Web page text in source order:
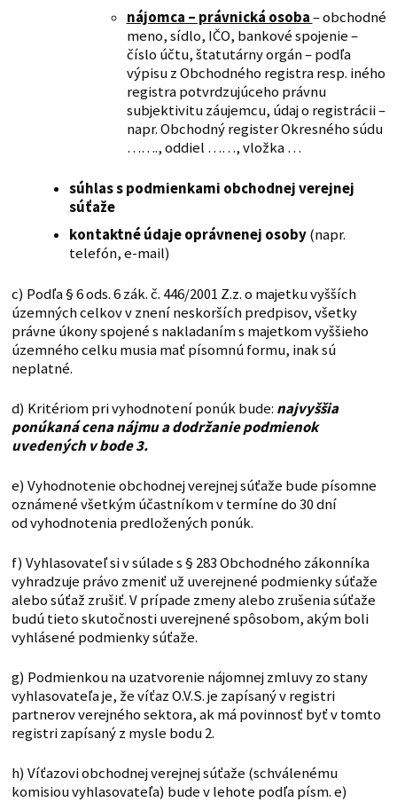
nájomca – právnická osoba– obchodné
meno, sídlo, IČO, bankové spojenie –
číslo účtu, štatutárny orgán – podľa
výpisu z Obchodného registra resp. iného
registra potvrdzujúceho právnu
subjektivitu záujemcu, údaj o registrácii –
napr. Obchodný register Okresného súdu
……., oddiel ……, vložka …
súhlas s podmienkami obchodnej verejnej
súťaže
kontaktné údaje oprávnenej osoby(napr.
telefón, e-mail)
c) Podľa § 6 ods. 6 zák. č. 446/2001 Z.z. o majetku vyšších
územných celkov v znení neskorších predpisov, všetky
právne úkony spojené s nakladaním s majetkom vyššieho
územného celku musia mať písomnú formu, inak sú
neplatné.
d) Kritériom pri vyhodnotení ponúk bude: najvyššia
ponúkaná cena nájmu a dodržanie podmienok
uvedených v bode 3.
e) Vyhodnotenie obchodnej verejnej súťaže bude písomne
oznámené všetkým účastníkom v termíne do 30 dní
od vyhodnotenia predložených ponúk.
f) Vyhlasovateľ si v súlade s § 283 Obchodného zákonníka
vyhradzuje právo zmeniť už uverejnené podmienky súťaže
alebo súťaž zrušiť. V prípade zmeny alebo zrušenia súťaže
budú tieto skutočnosti uverejnené spôsobom, akým boli
vyhlásené podmienky súťaže.
g) Podmienkou na uzatvorenie nájomnej zmluvy zo stany
vyhlasovateľa je, že víťaz O.V.S. je zapísaný v registri
partnerov verejného sektora, ak má povinnosť byť v tomto
registri zapísaný z mysle bodu 2.
h) Víťazovi obchodnej verejnej súťaže (schválenému
komisiou vyhlasovateľa) bude v lehote podľa písm. e)